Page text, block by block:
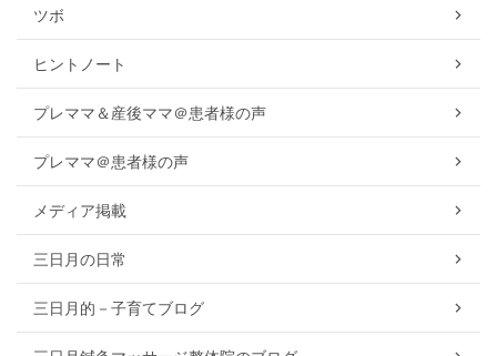
ツボ
ヒントノート
プレママ＆産後ママ＠患者様の声
プレママ＠患者様の声
メディア掲載
三日月の日常
三日月的－子育てブログ